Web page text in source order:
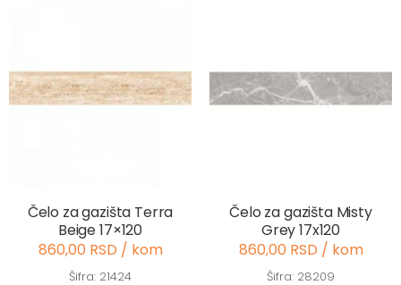
Čelo za gazišta Terra
Beige 17×120
860,00 RSD / kom
Šifra: 21424
Čelo za gazišta Misty
Grey 17x120
860,00 RSD / kom
Šifra: 28209